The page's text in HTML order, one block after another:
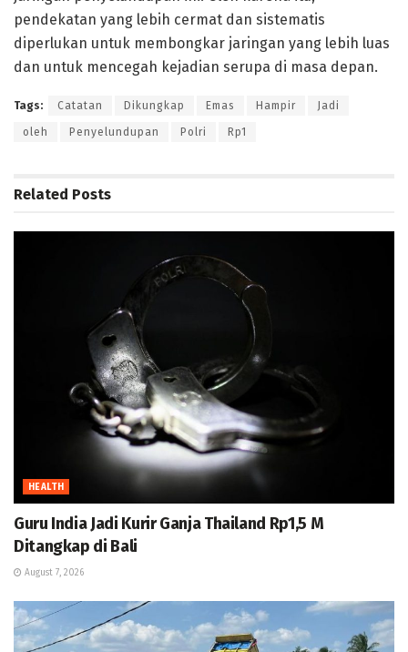
pendekatan yang lebih cermat dan sistematis
diperlukan untuk membongkar jaringan yang lebih luas
dan untuk mencegah kejadian serupa di masa depan.
Tags: Catatan Dikungkap Emas Hampir Jadi
oleh Penyelundupan Polri Rp1
Related Posts
HEALTH
Guru India Jadi Kurir Ganja Thailand Rp1,5 M
Ditangkap di Bali
August 7, 2026